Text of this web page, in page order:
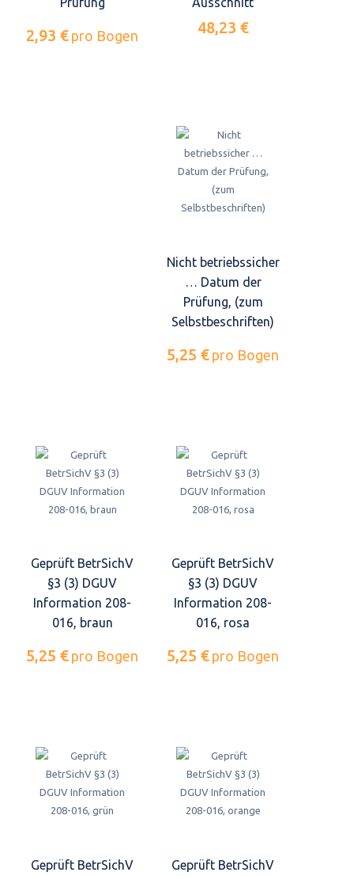
2,93 € pro Bogen 48,23 €
Nicht betriebssicher
… Datum der
Prüfung, (zum
Selbstbeschriften)
5,25 € pro Bogen
Geprüft BetrSichV
§3 (3) DGUV
Information 208-
016, braun
5,25 € pro Bogen
Geprüft BetrSichV
§3 (3) DGUV
Information 208-
016, rosa
5,25 € pro Bogen
Geprüft BetrSichV
Geprüft BetrSichV